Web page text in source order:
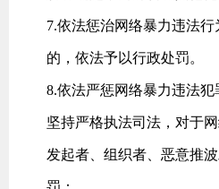
7.依法惩治网络暴力违法
的，依法予以行政处罚。
8.依法严惩网络暴力违法
坚持严格执法司法，对于
发起者、组织者、恶意推